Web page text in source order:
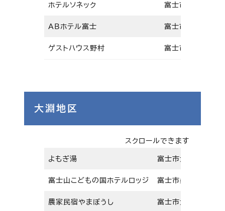
ホテルソネック 富士市永田町
ABホテル富士 富士市伝法
ゲストハウス野村 富士市日乃出町
大淵地区
スクロールできます
よもぎ湯 富士市大淵1565-
富士山こどもの国ホテルロッジ 富士市桑崎1015
農家民宿やまぼうし 富士市大淵4513